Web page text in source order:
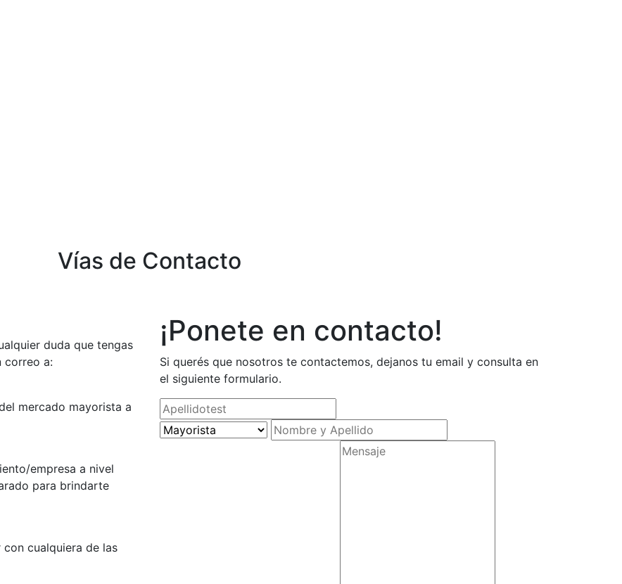
Vías de Contacto
duda que tengas
correo a:
mercado mayorista a
empresa a nivel
para brindarte
cualquiera de las
¡Ponete en contacto!
Si querés que nosotros te contactemos, dejanos tu email y consulta en
el siguiente formulario.